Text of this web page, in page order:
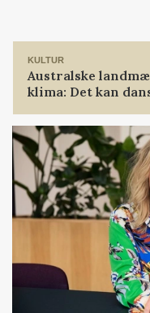
KULTUR
Australske
klima: Det kan